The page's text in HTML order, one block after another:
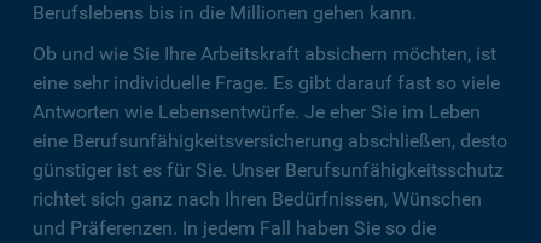
Berufslebens bis in die Millionen gehen kann.
Ob und wie Sie Ihre Arbeitskraft absichern möchten, ist
eine sehr individuelle Frage. Es gibt darauf fast so viele
Antworten wie Lebensentwürfe. Je eher Sie im Leben
eine Berufsunfähigkeitsversicherung abschließen, desto
günstiger ist es für Sie. Unser Berufsunfähigkeitsschutz
richtet sich ganz nach Ihren Bedürfnissen, Wünschen
und Präferenzen. In jedem Fall haben Sie so die